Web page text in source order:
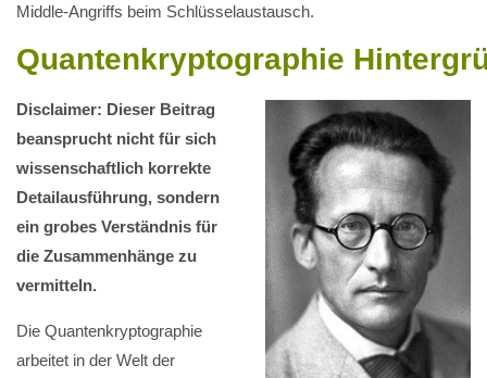
Middle-Angriffs beim Schlüsselaustausch.
Quantenkryptographie
Disclaimer: Dieser Beitrag
beansprucht nicht für sich
wissenschaftlich korrekte
Detailausführung, sondern
ein grobes Verständnis für
die Zusammenhänge zu
vermitteln.
Die Quantenkryptographie
arbeitet in der Welt der